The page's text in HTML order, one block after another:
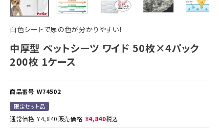
白色シートで尿の色が分かりやすい！
中厚型 ペットシーツ ワイド 50枚×4パック
200枚 1ケース
商品番号 W74502
限定セット品
通常価格 ¥4,840 販売価格 ¥4,840税込